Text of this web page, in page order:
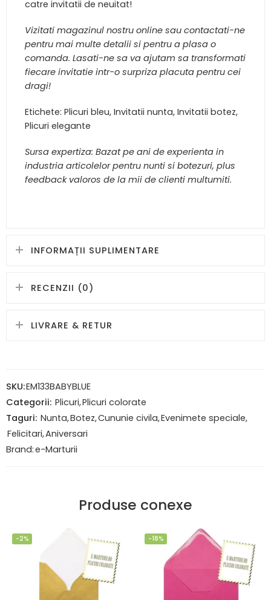
catre invitatii de neuitat!
Vizitati magazinul nostru online sau contactati-ne
pentru mai multe detalii si pentru a plasa o
comanda. Lasati-ne sa va ajutam sa transformati
fiecare invitatie intr-o surpriza placuta pentru cei
dragi!
Etichete: Plicuri bleu, Invitatii nunta, Invitatii botez,
Plicuri elegante
Sursa expertiza: Bazat pe ani de experienta in
industria articolelor pentru nunti si botezuri, plus
feedback valoros de la mii de clienti multumiti.
INFORMAȚII SUPLIMENTARE
RECENZII (0)
LIVRARE & RETUR
SKU:EM133BABYBLUE
Categorii: Plicuri,Plicuri colorate
Taguri: Nunta,Botez,Cununie civila,Evenimete speciale,
Felicitari,Aniversari
Brand:e-Marturii
Produse conexe
-2% -18%